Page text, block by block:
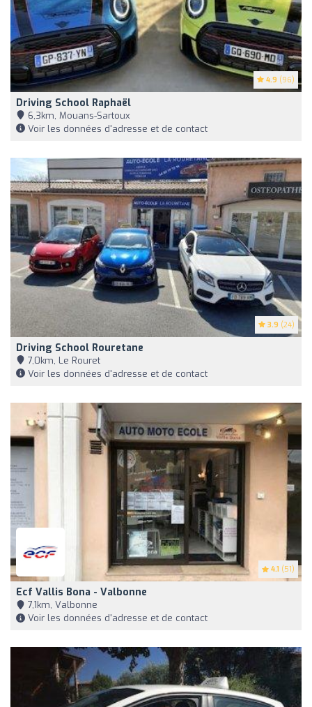
4.9 (96)
Driving School Raphaël
6,3km, Mouans-Sartoux
Voir les données d'adresse et de contact
3.9 (24)
Driving School Rouretane
7,0km, Le Rouret
Voir les données d'adresse et de contact
4.1 (51)
Ecf Vallis Bona - Valbonne
7,1km, Valbonne
Voir les données d'adresse et de contact